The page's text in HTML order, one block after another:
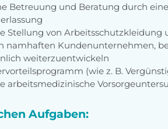
Betreuung und Beratung durch
Stellung von Arbeitsschutzkleidung
namhaften Kundenunternehmen,
weiterzuentwickeln
(wie z. B.
arbeitsmedizinische
Aufgaben: